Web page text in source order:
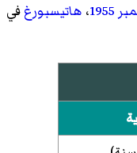
1955، هاتيسبورغفي